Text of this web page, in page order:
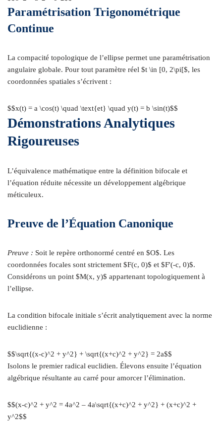
Paramétrisation Trigonométrique
Continue
La compacité topologique de l’ellipse permet une paramétrisation
angulaire globale. Pour tout paramètre réel $t \in [0, 2\pi[$, les
coordonnées spatiales s’écrivent :
$$x(t) = a \cos(t) \quad \text{et} \quad y(t) = b \sin(t)$$
Démonstrations Analytiques
Rigoureuses
L’équivalence mathématique entre la définition bifocale et
l’équation réduite nécessite un développement algébrique
méticuleux.
Preuve de l’Équation Canonique
Preuve : Soit le repère orthonormé centré en $O$. Les
coordonnées focales sont strictement $F(c, 0)$ et $F'(-c, 0)$.
Considérons un point $M(x, y)$ appartenant topologiquement à
l’ellipse.
La condition bifocale initiale s’écrit analytiquement avec la norme
euclidienne :
$$\sqrt{(x-c)^2 + y^2} + \sqrt{(x+c)^2 + y^2} = 2a$$
Isolons le premier radical euclidien. Élevons ensuite l’équation
algébrique résultante au carré pour amorcer l’élimination.
$$(x-c)^2 + y^2 = 4a^2 – 4a\sqrt{(x+c)^2 + y^2} + (x+c)^2 +
y^2$$